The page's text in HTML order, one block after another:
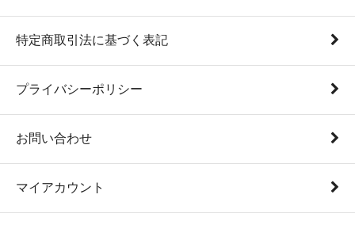
特定商取引法に基づく表記
プライバシーポリシー
お問い合わせ
マイアカウント